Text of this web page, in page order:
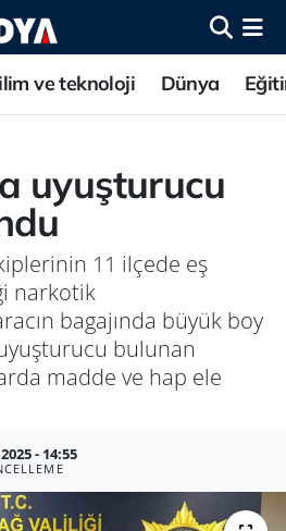
ve teknoloji Dünya
uyuşturucu
11 ilçede eş
narkotik
bagajında büyük boy
bulunan
madde ve hap ele
- 14:55